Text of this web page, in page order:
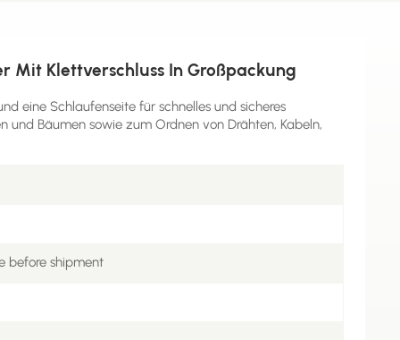
Mit Klettverschluss In Großpackung
eine Schlaufenseite für schnelles und sicheres
Bäumen sowie zum Ordnen von Drähten, Kabeln,
before shipment